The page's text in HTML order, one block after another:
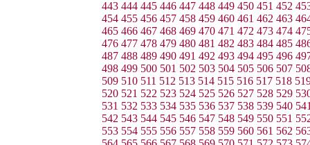
443 444 445 446 447 448 449 450 451 452
454 455 456 457 458 459 460 461 462 463
465 466 467 468 469 470 471 472 473 474
476 477 478 479 480 481 482 483 484 485
487 488 489 490 491 492 493 494 495 496
498 499 500 501 502 503 504 505 506 507
509 510 511 512 513 514 515 516 517 518
520 521 522 523 524 525 526 527 528 529
531 532 533 534 535 536 537 538 539 540
542 543 544 545 546 547 548 549 550 551
553 554 555 556 557 558 559 560 561 562